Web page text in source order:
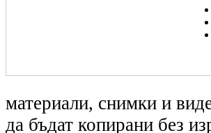
материали, снимки и
да бъдат копирани без